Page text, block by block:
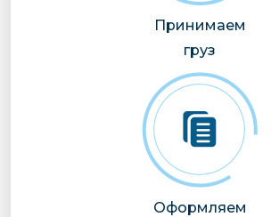
Принимаем
груз
Оформляем